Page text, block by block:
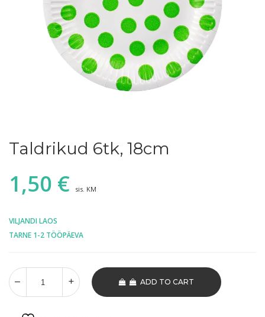
Taldrikud 6tk, 18cm
1,50 € sis. KM
VILJANDI LAOS
TARNE 1-2 TÖÖPÄEVA
ADD TO CART